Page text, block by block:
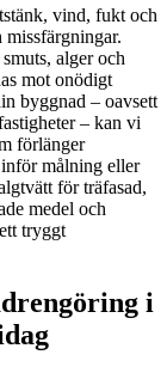
vind, fukt och
alger och
mot onödigt
byggnad – oavsett
– kan vi
förlänger
målning eller
för träfasad,
medel och
tryggt
i